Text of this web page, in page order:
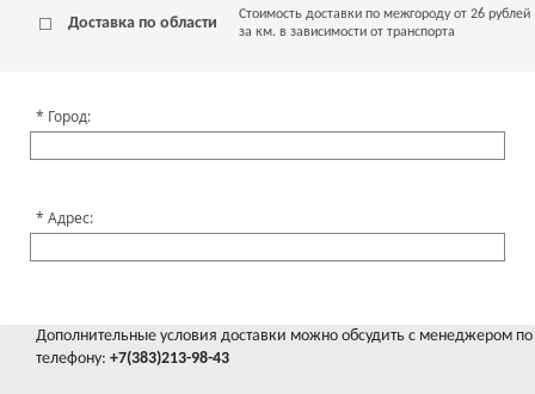
Доставка по области
Стоимость доставки по межгороду от 26 рублей
за км. в зависимости от транспорта
Город:
Адрес:
Дополнительные условия доставки можно обсудить с менеджером по
телефону: +7(383)213-98-43